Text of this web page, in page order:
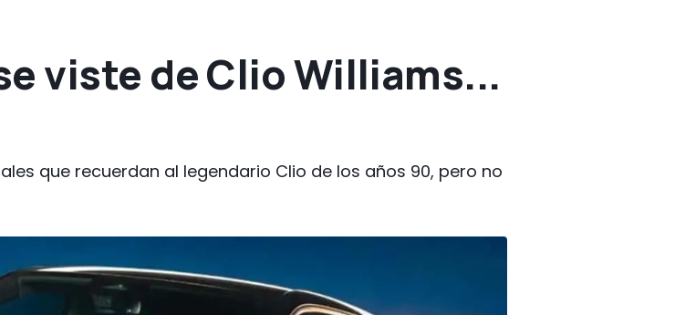
viste de Clio Williams...
que recuerdan al legendario Clio de los años 90, pero no